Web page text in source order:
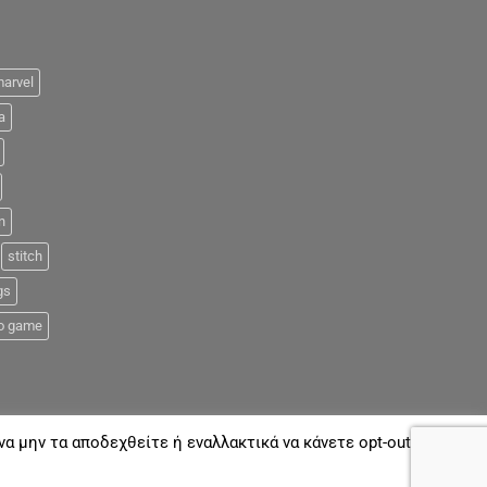
stitch
game
τα αποδεχθείτε ή εναλλακτικά να κάνετε opt-out όποτε